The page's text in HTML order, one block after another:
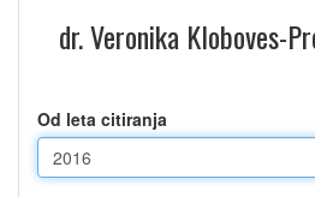
dr. Veronika Kloboves-
Od leta citiranja